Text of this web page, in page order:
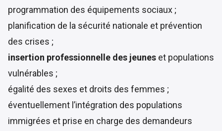
programmation des équipements sociaux ;
planification de la sécurité nationale et prévention
des crises ;
insertion professionnelle des jeunes et populations
vulnérables ;
égalité des sexes et droits des femmes ;
éventuellement l’intégration des populations
immigrées et prise en charge des demandeurs